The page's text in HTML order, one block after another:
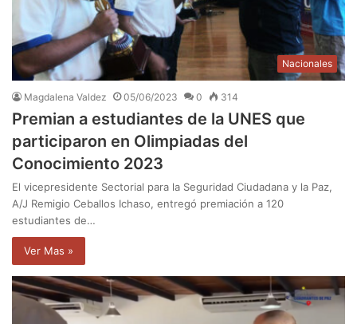
Nacionales
Magdalena Valdez 05/06/2023 0 314
Premian a estudiantes de la UNES que
participaron en Olimpiadas del
Conocimiento 2023
El vicepresidente Sectorial para la Seguridad Ciudadana y la Paz,
A/J Remigio Ceballos Ichaso, entregó premiación a 120
estudiantes de…
Ver Mas »